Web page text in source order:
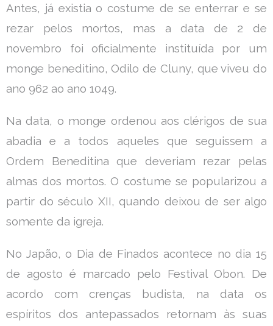
Antes, já existia o costume de se enterrar e se
rezar pelos mortos, mas a data de 2 de
novembro foi oficialmente instituída por um
monge beneditino, Odilo de Cluny, que viveu do
ano 962 ao ano 1049.
Na data, o monge ordenou aos clérigos de sua
abadia e a todos aqueles que seguissem a
Ordem Beneditina que deveriam rezar pelas
almas dos mortos. O costume se popularizou a
partir do século XII, quando deixou de ser algo
somente da igreja.
No Japão, o Dia de Finados acontece no dia 15
de agosto é marcado pelo Festival Obon. De
acordo com crenças budista, na data os
espíritos dos antepassados retornam às suas